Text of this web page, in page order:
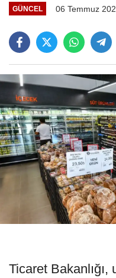
GÜNCEL 06 Temmuz
Ticaret